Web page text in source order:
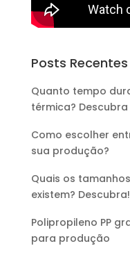
Posts Recentes
Quanto tempo
térmica? Descubra
Como escolher
sua produção?
Quais os
existem? Descubra!
Polipropileno PP
para produção